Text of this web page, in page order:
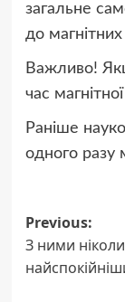
загальне
до
Важливо!
час
Раніше
одного разу
Post
Previous:
З ними